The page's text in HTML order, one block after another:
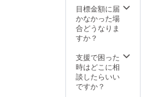
えるこ
とがで
きた場
価格が
販売予
定価格
より下
送料も
含まれ
ており
他注意
事項】
※本プロ
ジェク
般販売
予定価
格
38,940
（税・
送料
込）の
35％OF
目標金額に届
かなかった場
合どうなりま
すか？
支援で困った
時はどこに相
談したらいい
ですか？